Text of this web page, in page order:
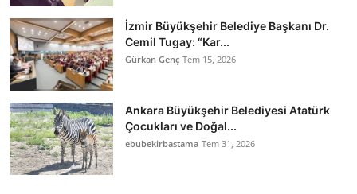
İzmir Büyükşehir Belediye Başkanı Dr.
Cemil Tugay: “Kar...
Gürkan Genç Tem 15, 2026
Ankara Büyükşehir Belediyesi Atatürk
Çocukları ve Doğal...
ebubekirbastama Tem 31, 2026